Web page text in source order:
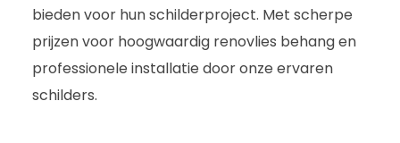
bieden voor hun schilderproject. Met scherpe
prijzen voor hoogwaardig renovlies behang en
professionele installatie door onze ervaren
schilders.